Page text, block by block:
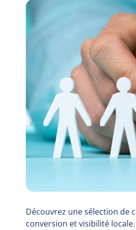
Découvrez une sélection de
conversion et visibilité locale.